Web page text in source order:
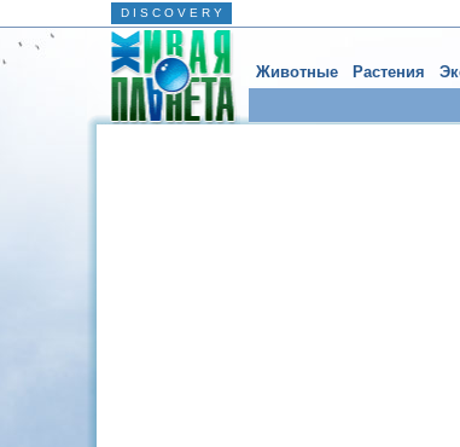
D I S C O V E R Y
Животные Растения